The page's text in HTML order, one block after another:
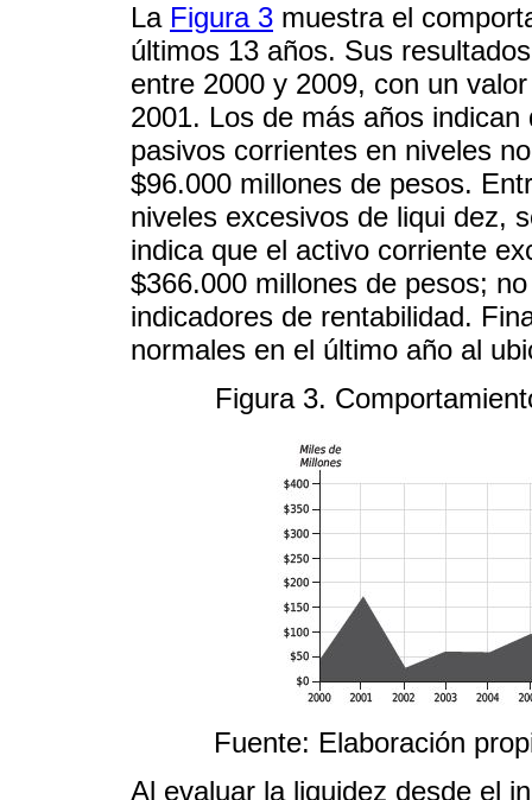
La Figura 3 muestra el
últimos 13 años. Sus
entre 2000 y 2009, con un
2001. Los de más años
pasivos corrientes en niveles
$96.000 millones de pesos.
niveles excesivos de liqui dez,
indica que el activo corriente
$366.000 millones de pesos;
indicadores de rentabilidad.
normales en el último año al
Figura 3.
Fuente: Elaboración
Al evaluar la liquidez desde el